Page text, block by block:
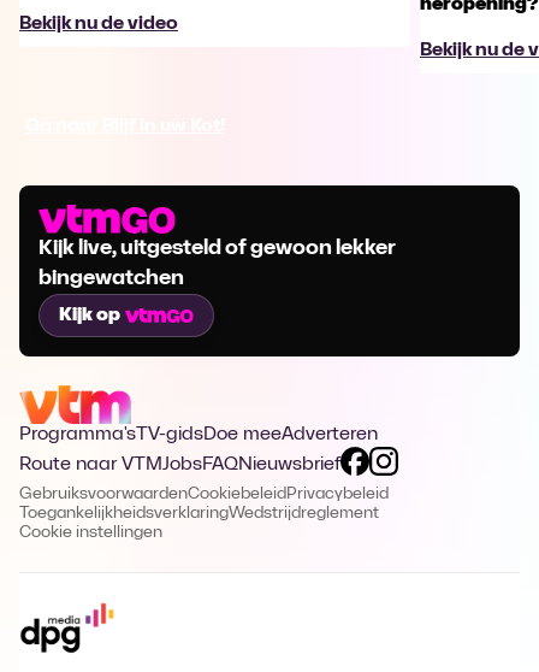
Bekijk nu de video
heropening?
Bekijk nu de
Kijk live, uitgesteld of gewoon lekker
bingewatchen
Kijk op
Programma's TV-gidsDoe meeAdverteren
Route naar VTMJobsFAQNieuwsbrief
GebruiksvoorwaardenCookiebeleid Privacybeleid
ToegankelijkheidsverklaringWedstrijdreglement
Cookie instellingen